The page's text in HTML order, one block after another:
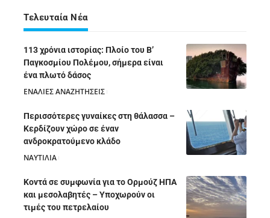
Τελευταία Νέα
113 χρόνια ιστορίας: Πλοίο του Β’
Παγκοσμίου Πολέμου, σήμερα είναι
ένα πλωτό δάσος
ΕΝΑΛΙΕΣ ΑΝΑΖΗΤΗΣΕΙΣ
Περισσότερες γυναίκες στη θάλασσα –
Κερδίζουν χώρο σε έναν
ανδροκρατούμενο κλάδο
ΝΑΥΤΙΛΙΑ
Κοντά σε συμφωνία για το Ορμούζ ΗΠΑ
και μεσολαβητές – Υποχωρούν οι
τιμές του πετρελαίου